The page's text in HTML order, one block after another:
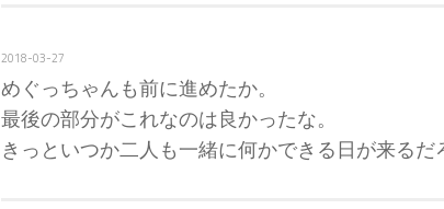
2018-03-27
めぐっちゃんも前に進めたか。
最後の部分がこれなのは良かったな。
きっといつか二人も一緒に何かできる日が来るだ